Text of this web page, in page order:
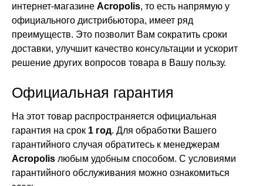
интернет-магазине Acropolis, то есть напрямую у
официального дистрибьютора, имеет ряд
преимуществ. Это позволит Вам сократить сроки
доставки, улучшит качество консультации и ускорит
решение других вопросов товара в Вашу пользу.
Официальная гарантия
На этот товар распространяется официальная
гарантия на срок 1 год. Для обработки Вашего
гарантийного случая обратитесь к менеджерам
Acropolis любым удобным способом. С условиями
гарантийного обслуживания можно ознакомиться